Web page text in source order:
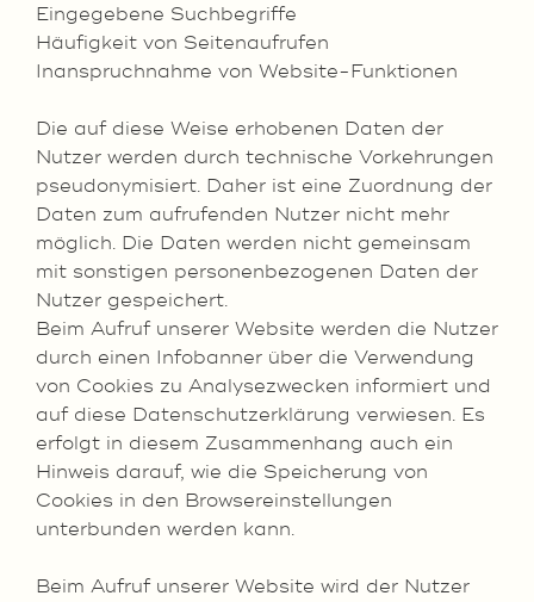
Eingegebene Suchbegriffe
Häufigkeit von Seitenaufrufen
Inanspruchnahme von Website-Funktionen
Die auf diese Weise erhobenen Daten der
Nutzer werden durch technische Vorkehrungen
pseudonymisiert. Daher ist eine Zuordnung der
Daten zum aufrufenden Nutzer nicht mehr
möglich. Die Daten werden nicht gemeinsam
mit sonstigen personenbezogenen Daten der
Nutzer gespeichert.
Beim Aufruf unserer Website werden die Nutzer
durch einen Infobanner über die Verwendung
von Cookies zu Analysezwecken informiert und
auf diese Datenschutzerklärung verwiesen. Es
erfolgt in diesem Zusammenhang auch ein
Hinweis darauf, wie die Speicherung von
Cookies in den Browsereinstellungen
unterbunden werden kann.
Beim Aufruf unserer Website wird der Nutzer